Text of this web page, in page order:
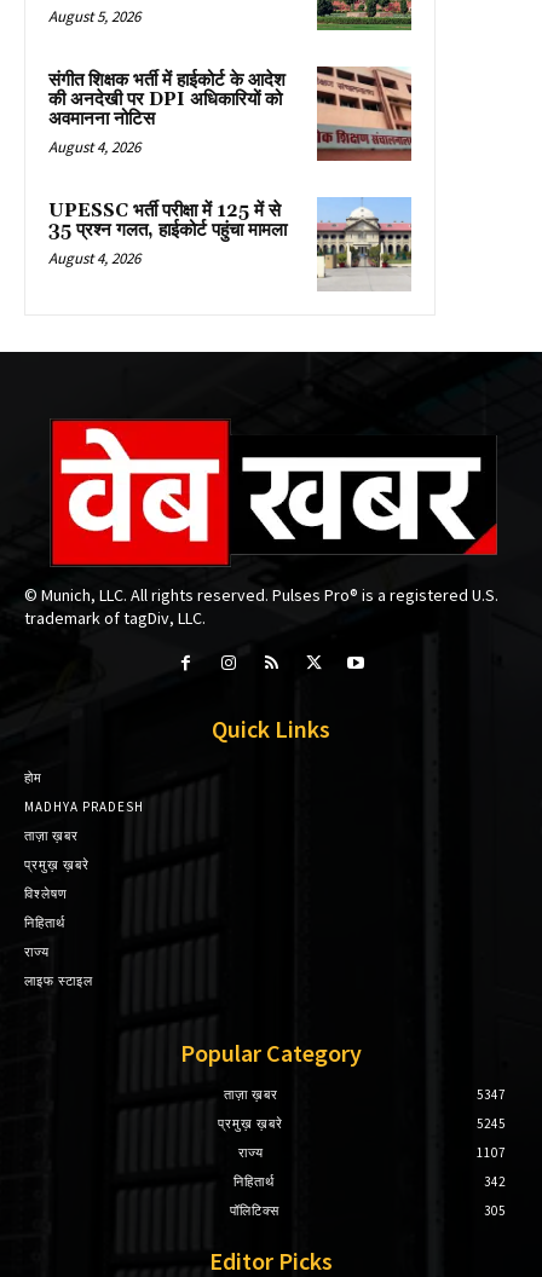
August 5, 2026
संगीत शिक्षक भर्ती में हाईकोर्ट के आदेश
की अनदेखी पर DPI अधिकारियों को
अवमानना नोटिस
August 4, 2026
UPESSC भर्ती परीक्षा में 125 में से
35 प्रश्न गलत, हाईकोर्ट पहुंचा मामला
August 4, 2026
© Munich, LLC. All rights reserved. Pulses Pro® is a registered U.S.
trademark of tagDiv, LLC.
Quick Links
होम
MADHYA PRADESH
ताज़ा ख़बर
प्रमुख़ ख़बरे
विश्लेषण
निहितार्थ
राज्य
लाइफ स्टाइल
Popular Category
ताज़ा ख़बर
5347
प्रमुख़ ख़बरे
5245
राज्य
1107
निहितार्थ
342
पॉलिटिक्स
305
Editor Picks